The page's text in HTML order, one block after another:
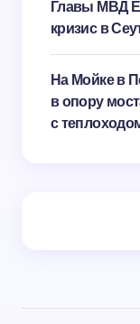
Главы МВД
кризис в
На Мойке в
в опору
с